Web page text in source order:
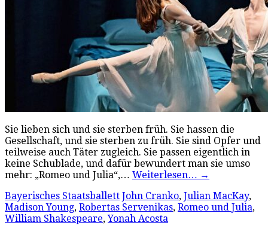
Sie lieben sich und sie sterben früh. Sie hassen die
Gesellschaft, und sie sterben zu früh. Sie sind Opfer und
teilweise auch Täter zugleich. Sie passen eigentlich in
keine Schublade, und dafür bewundert man sie umso
mehr: „Romeo und Julia“,… Weiterlesen… →
Bayerisches Staatsballett John Cranko, Julian MacKay,
Madison Young, Robertas Servenikas, Romeo und Julia,
William Shakespeare,Yonah Acosta